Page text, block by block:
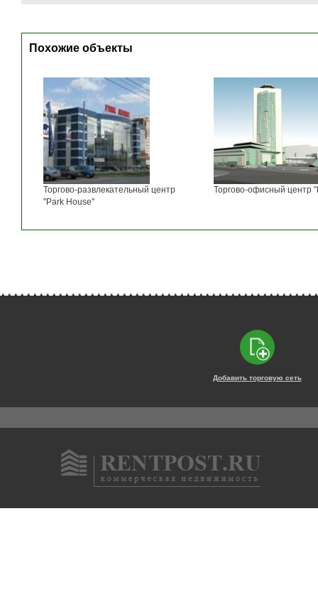
Похожие объекты
Торгово-развлекательный центр
"Park House"
Торгово-офисный центр
Добавить торговую сеть